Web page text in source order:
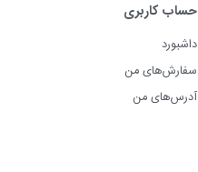
حساب کاربری
داشبورد
سفارش‌های من
آدرس‌های من